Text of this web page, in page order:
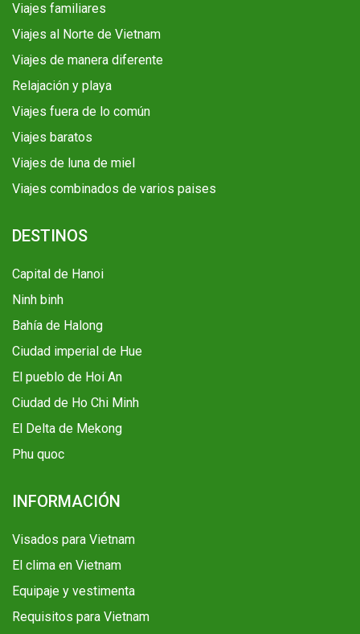
Viajes familiares
Viajes al Norte de Vietnam
Viajes de manera diferente
Relajación y playa
Viajes fuera de lo común
Viajes baratos
Viajes de luna de miel
Viajes combinados de varios paises
DESTINOS
Capital de Hanoi
Ninh binh
Bahía de Halong
Ciudad imperial de Hue
El pueblo de Hoi An
Ciudad de Ho Chi Minh
El Delta de Mekong
Phu quoc
INFORMACIÓN
Visados para Vietnam
El clima en Vietnam
Equipaje y vestimenta
Requisitos para Vietnam